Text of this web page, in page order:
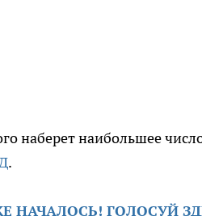
наберет наибольшее
.
НАЧАЛОСЬ! ГОЛОСУЙ